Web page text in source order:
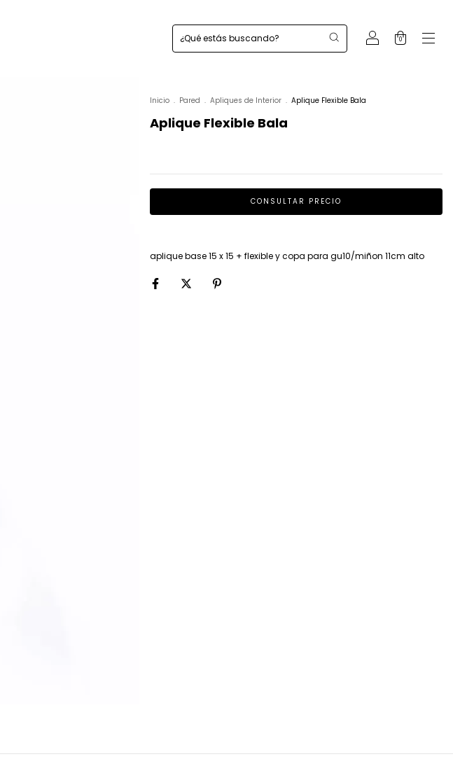
0
Inicio . Pared . Apliques de Interior . Aplique Flexible Bala
Aplique Flexible Bala
aplique base 15 x 15 + flexible y copa para gu10/miñon 11cm alto